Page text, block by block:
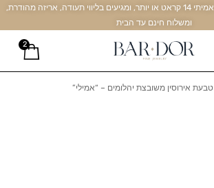
כל התכשיטים עשויים זהב אמיתי 14 קראט או יותר, ומגיעים בליווי תעודה, אריזה מהודרת,
ומשלוח חינם עד הבית
2
טבעת אירוסין משובצת יהלומים – “אמילי”